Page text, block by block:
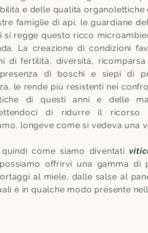
e delle qualità organolettiche
famiglie di api, le guardiane
si regge questo ricco
La creazione di condizioni
di fertilità, diversità,
di boschi e siepi di
le rende più resistenti nei
di questi anni e delle
di ridurre il ricorso
longeve come si vedeva una
come siamo diventati
offrirvi una gamma di
al miele, dalle salse al
è in qualche modo presente